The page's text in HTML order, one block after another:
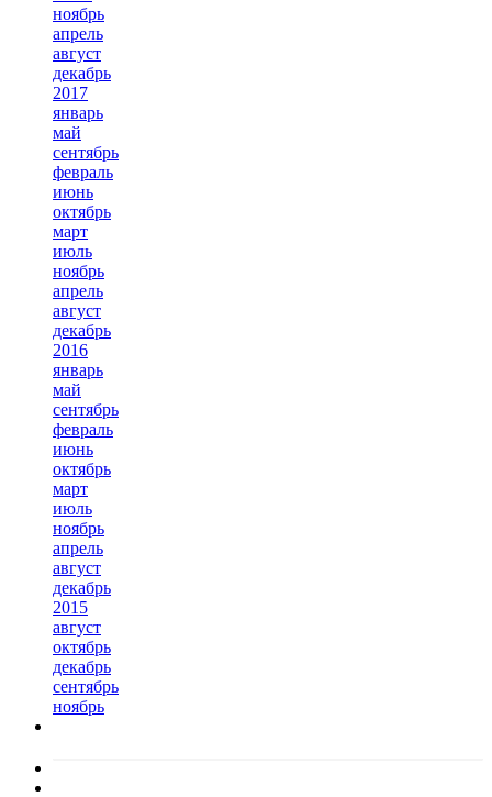
ноябрь
апрель
август
декабрь
2017
январь
май
сентябрь
февраль
июнь
октябрь
март
июль
ноябрь
апрель
август
декабрь
2016
январь
май
сентябрь
февраль
июнь
октябрь
март
июль
ноябрь
апрель
август
декабрь
2015
август
октябрь
декабрь
сентябрь
ноябрь